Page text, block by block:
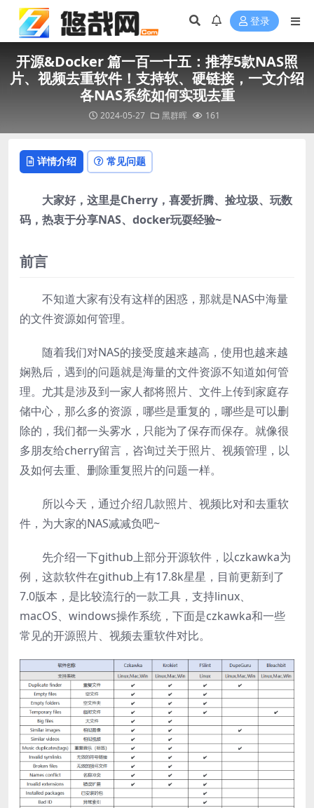
登录
开源&Docker 篇一百一十五：推荐5款NAS照
片、视频去重软件！支持软、硬链接，一文介绍
各NAS系统如何实现去重
2024-05-27 黑群晖 161
详情介绍 常见问题
大家好，这里是Cherry，喜爱折腾、捡垃圾、玩数
码，热衷于分享NAS、docker玩耍经验~
前言
不知道大家有没有这样的困惑，那就是NAS中海量
的文件资源如何管理。
随着我们对NAS的接受度越来越高，使用也越来越
娴熟后，遇到的问题就是海量的文件资源不知道如何管
理。尤其是涉及到一家人都将照片、文件上传到家庭存
储中心，那么多的资源，哪些是重复的，哪些是可以删
除的，我们都一头雾水，只能为了保存而保存。就像很
多朋友给cherry留言，咨询过关于照片、视频管理，以
及如何去重、删除重复照片的问题一样。
所以今天，通过介绍几款照片、视频比对和去重软
件，为大家的NAS减减负吧~
先介绍一下github上部分开源软件，以czkawka为
例，这款软件在github上有17.8k星星，目前更新到了
7.0版本，是比较流行的一款工具，支持linux、
macOS、windows操作系统，下面是czkawka和一些
常见的开源照片、视频去重软件对比。